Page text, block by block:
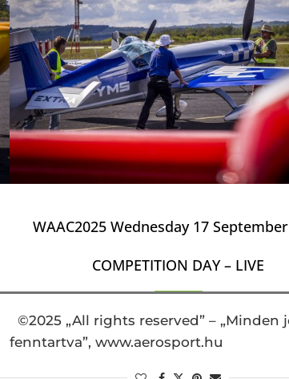
WAAC2025 Wednesday 17
COMPETITION DAY – LIVE
©2025 „All rights reserved” – „Minden
fenntartva”, www.aerosport.hu